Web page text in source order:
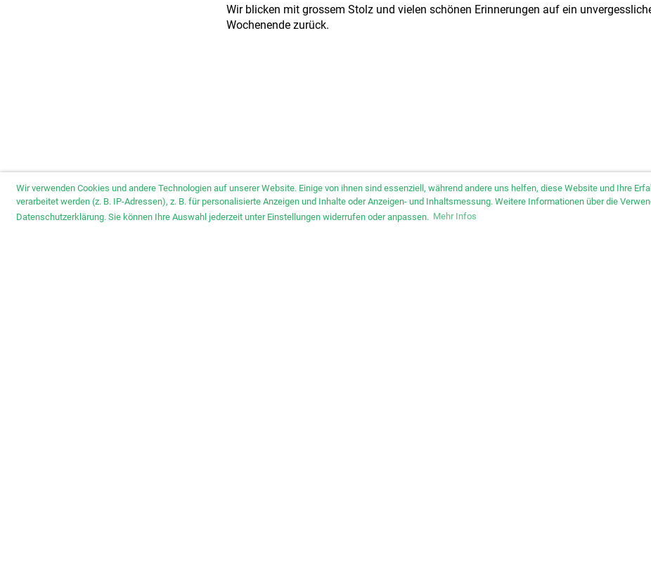
Wir verwenden Cookies und andere Technologien auf unserer Website. Einige von ihnen sind essenziell, während andere uns helfen, diese Website und Ihre
verarbeitet werden (z. B. IP-Adressen), z. B. für personalisierte Anzeigen und Inhalte oder Anzeigen- und Inhaltsmessung. Weitere Informationen über die
Datenschutzerklärung. Sie können Ihre Auswahl jederzeit unter Einstellungen widerrufen oder anpassen. Mehr Infos
Wir blicken mit grossem Stolz und vielen schönen Erinnerungen auf ein
Wochenende zurück.